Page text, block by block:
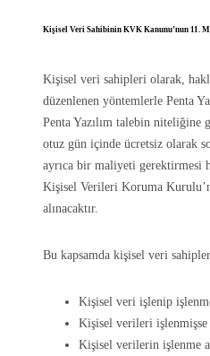
Kişisel Veri Sahibinin KVK Kanunu’nun 11.
Kişisel veri sahipleri olarak,
düzenlenen yöntemlerle Penta
Penta Yazılım talebin niteliğine
otuz gün içinde ücretsiz olarak
ayrıca bir maliyeti gerektirmesi
Kişisel Verileri Koruma
alınacaktır.
Bu kapsamda kişisel veri
Kişisel veri işlenip
Kişisel verileri
Kişisel verilerin işlenme